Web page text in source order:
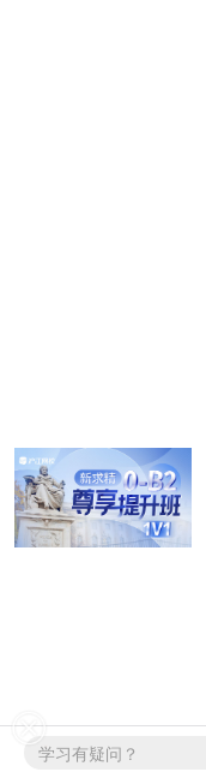
学习有疑问？